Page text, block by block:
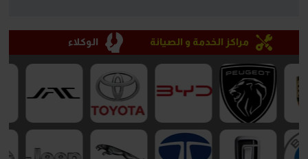
مراكز الخدمة و الصيانة الوكلاء